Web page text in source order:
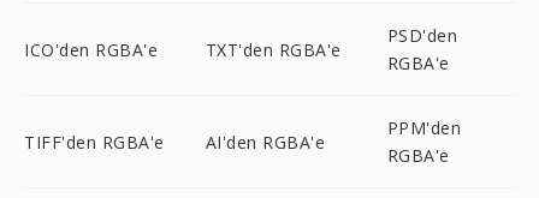
ICO'den RGBA'e TXT'den RGBA'e
PSD'den
RGBA'e
TIFF'den RGBA'e AI'den RGBA'e
PPM'den
RGBA'e